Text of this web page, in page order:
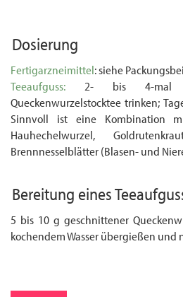
Dosierung
Fertigarzneimittel: siehe
Teeaufguss: 2- bis 4-mal
Queckenwurzelstocktee trinken;
Sinnvoll ist eine Kombination
Hauhechelwurzel,
Brennnesselblätter (Blasen- und
Bereitung eines
5 bis 10 g geschnittener
kochendem Wasser über­gießen und